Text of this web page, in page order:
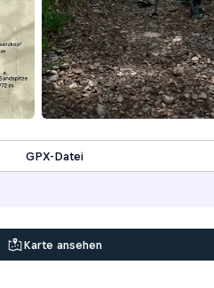
GPX-Datei
Karte ansehen